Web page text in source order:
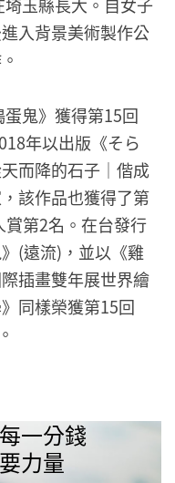
玉縣長大。自女子
入背景美術製作公
鬼》獲得第15回
年以出版《そら
而降的石子│偕成
該作品也獲得了第
賞第2名。在台發行
(遠流)，並以《雞
插畫雙年展世界繪
同樣榮獲第15回
一分錢
力量